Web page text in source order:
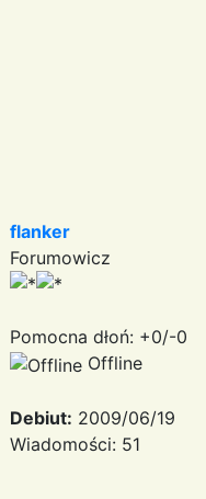
flanker
Forumowicz
Pomocna dłoń: +0/-0
Offline
Debiut: 2009/06/19
Wiadomości: 51